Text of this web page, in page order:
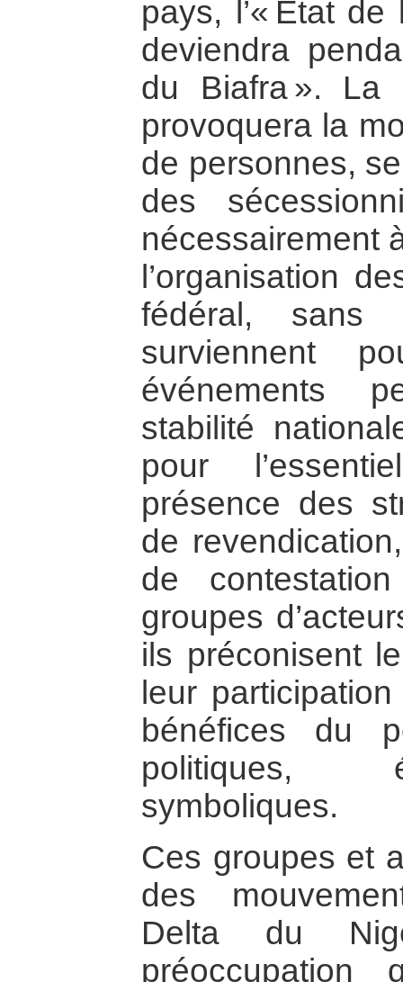
pays, l’« État de
deviendra
du Biafra ». La
provoquera la
de personnes,
des
nécessairement
l’organisation
fédéral, sans
surviennent
événements
stabilité
pour
présence des
de
de
groupes
ils préconisent
leur
bénéfices du
politiques,
symboliques.
Ces groupes et
des
Delta du
préoccupation